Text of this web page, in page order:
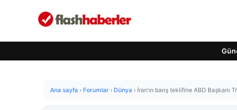
Ana sayfa › Forumlar › Dünya › İran’ın barış teklifine ABD Başkanı